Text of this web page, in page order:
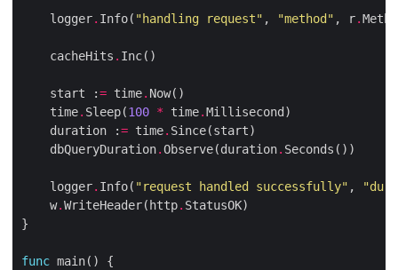
    logger
. Info( "handling request" , "method" , r.
    cacheHits
.
    start :
= time.
    time
. Sleep(100 * time.
    duration :
= time.
    dbQueryDuration
.Observe(duration.
    logger
. Info( "request handled successfully" ,
    w
.WriteHeader(http.
func